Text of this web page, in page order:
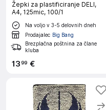
Žepki za plastificiranje DELI,
A4, 125mic, 100/1
Na voljo v 3-5 delovnih dneh
Prodajalec Big Bang
Brezplačna poštnina za člane
kluba
1399 €